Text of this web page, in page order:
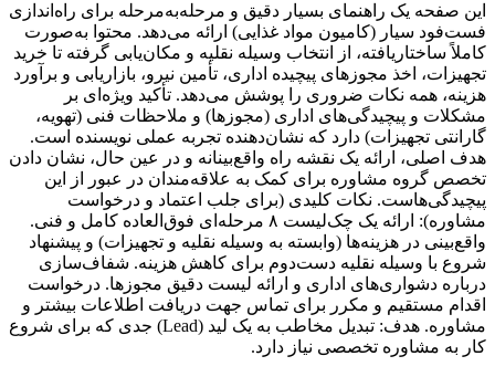
این صفحه یک راهنمای بسیار دقیق و مرحله‌به‌مرحله برای راه‌اندازی
فست‌فود سیار (کامیون مواد غذایی) ارائه می‌دهد. محتوا به‌صورت
کاملاً ساختاریافته، از انتخاب وسیله نقلیه و مکان‌یابی گرفته تا خرید
تجهیزات، اخذ مجوزهای پیچیده اداری، تأمین نیرو، بازاریابی و برآورد
هزینه، همه نکات ضروری را پوشش می‌دهد. تأکید ویژه‌ای بر
مشکلات و پیچیدگی‌های اداری (مجوزها) و ملاحظات فنی (تهویه،
گارانتی تجهیزات) دارد که نشان‌دهنده تجربه عملی نویسنده است.
هدف اصلی، ارائه یک نقشه راه واقع‌بینانه و در عین حال، نشان دادن
تخصص گروه مشاوره برای کمک به علاقه‌مندان در عبور از این
پیچیدگی‌هاست. نکات کلیدی (برای جلب اعتماد و درخواست
مشاوره): ارائه یک چک‌لیست ۸ مرحله‌ای فوق‌العاده کامل و فنی.
واقع‌بینی در هزینه‌ها (وابسته به وسیله نقلیه و تجهیزات) و پیشنهاد
شروع با وسیله نقلیه دست‌دوم برای کاهش هزینه. شفاف‌سازی
درباره دشواری‌های اداری و ارائه لیست دقیق مجوزها. درخواست
اقدام مستقیم و مکرر برای تماس جهت دریافت اطلاعات بیشتر و
مشاوره. هدف: تبدیل مخاطب به یک لید (Lead) جدی که برای شروع
کار به مشاوره تخصصی نیاز دارد.